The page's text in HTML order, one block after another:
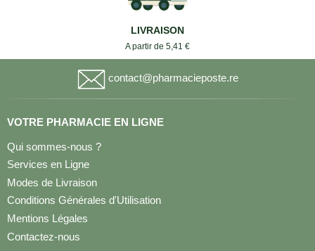
LIVRAISON
A partir de 5,41 €
contact@pharmacieposte.re
VOTRE PHARMACIE EN LIGNE
Qui sommes-nous ?
Services en Ligne
Modes de Livraison
Conditions Générales d'Utilisation
Mentions Légales
Contactez-nous